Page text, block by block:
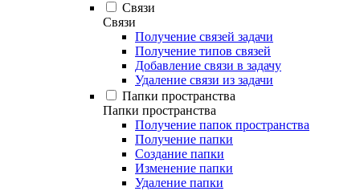
Связи
Связи
Получение связей задачи
Получение типов связей
Добавление связи в задачу
Удаление связи из задачи
Папки пространства
Папки пространства
Получение папок пространства
Получение папки
Создание папки
Изменение папки
Удаление папки